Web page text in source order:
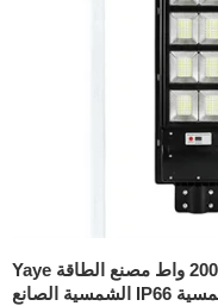
Yaye المورد 300 واط/500 واط/1000 واط/2000 واط مصنع الطاقة
الشمسية الصانع IP66 في الهواء الطلق مقاوم للماء الشمسية